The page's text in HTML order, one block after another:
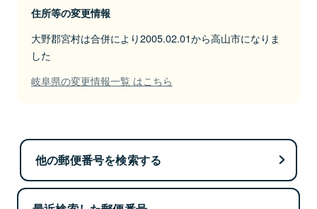
住所等の変更情報
大野郡宮村は合併により2005.02.01から高山市になりま
した
岐阜県の変更情報一覧 はこちら
他の郵便番号を検索する